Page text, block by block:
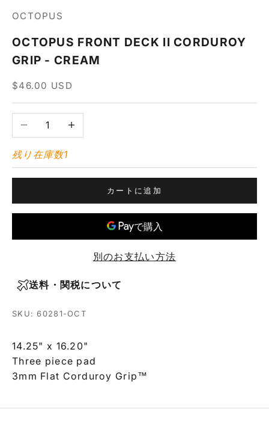
OCTOPUS
OCTOPUS FRONT DECK II CORDUROY
GRIP - CREAM
セール価格
$46.00 USD
数量を減らす数量を増やす
残り在庫数1
カートに追加
別のお支払い方法
送料・関税について
SKU: 60281-OCT
14.25" x 16.20"
Three piece pad
3mm Flat Corduroy Grip™